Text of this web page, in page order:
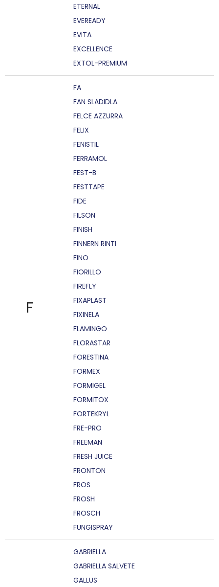
ETERNAL
EVEREADY
EVITA
EXCELLENCE
EXTOL-PREMIUM
F
FA
FAN SLADIDLA
FELCE AZZURRA
FELIX
FENISTIL
FERRAMOL
FEST-B
FESTTAPE
FIDE
FILSON
FINISH
FINNERN RINTI
FINO
FIORILLO
FIREFLY
FIXAPLAST
FIXINELA
FLAMINGO
FLORASTAR
FORESTINA
FORMEX
FORMIGEL
FORMITOX
FORTEKRYL
FRE-PRO
FREEMAN
FRESH JUICE
FRONTON
FROS
FROSH
FROSCH
FUNGISPRAY
GABRIELLA
GABRIELLA SALVETE
GALLUS